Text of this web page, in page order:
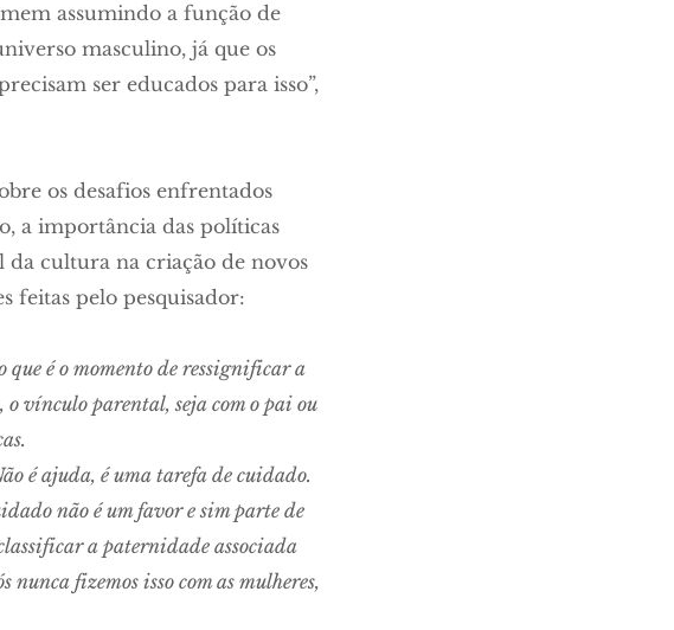
assumindo a função de
masculino, já que os
ser educados para isso”,
os desafios enfrentados
a importância das políticas
cultura na criação de novos
feitas pelo pesquisador:
que é o momento de ressignificar a
o vínculo parental, seja com o pai ou
é ajuda, é uma tarefa de cuidado.
não é um favor e sim parte de
a paternidade associada
fizemos isso com as mulheres,